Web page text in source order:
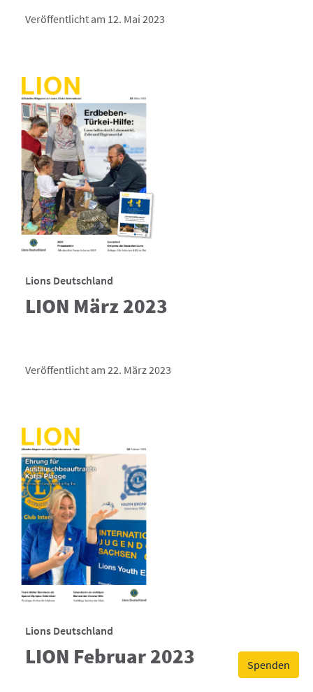
Spenden
Veröffentlicht am 12. Mai 2023
Lions Deutschland
LION März 2023
Veröffentlicht am 22. März 2023
Lions Deutschland
LION Februar 2023